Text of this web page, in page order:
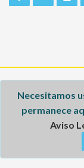
Necesitamos
permanece
Aviso